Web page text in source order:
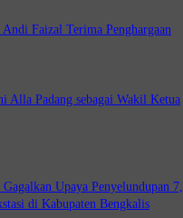
Faizal Terima Penghargaan
Alla Padang sebagai Wakil Ketua
Upaya Penyelundupan
di Kabupaten Bengkalis